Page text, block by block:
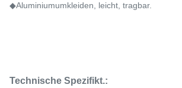
◆Aluminiumumkleiden, leicht, tragbar.
Technische Spezifikt.: